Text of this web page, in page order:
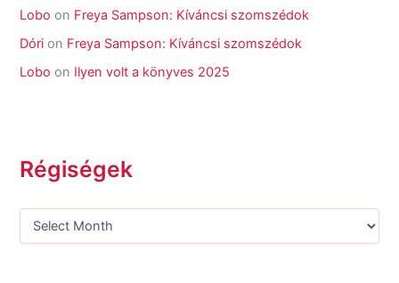
Lobo on Freya Sampson: Kíváncsi szomszédok
Dóri on Freya Sampson: Kíváncsi szomszédok
Lobo on Ilyen volt a könyves 2025
Régiségek